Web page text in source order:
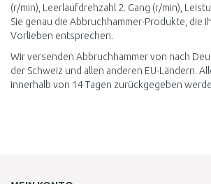
(r/min), Leerlaufdrehzahl 2. Gang (r/min),
Sie genau die Abbruchhammer-Produkte, die
Vorlieben entsprechen.
Wir versenden Abbruchhammer von nach
der Schweiz und allen anderen EU-Ländern.
innerhalb von 14 Tagen zurückgegeben